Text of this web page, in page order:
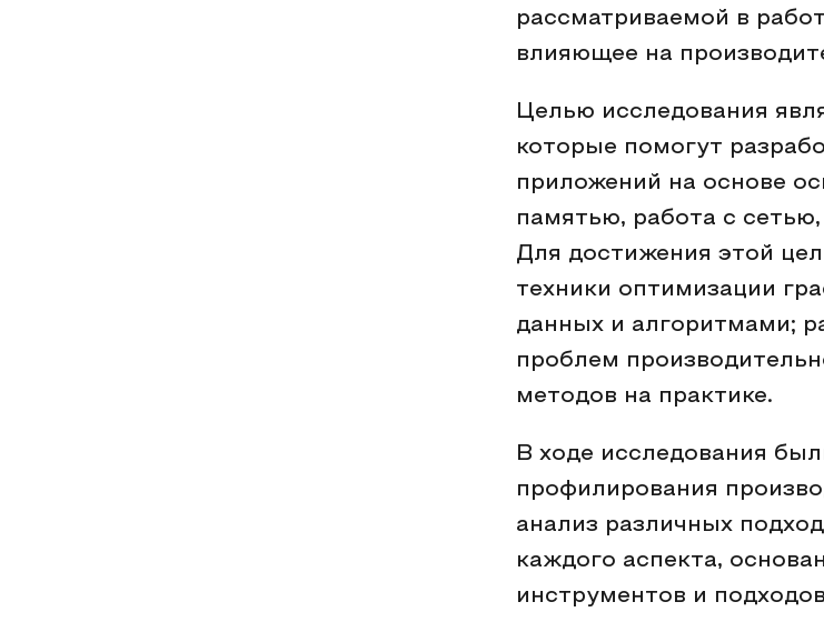
рассматриваемой в
влияющее на
Целью исследования
которые помогут
приложений на основе
памятью, работа с
Для достижения этой
техники оптимизации
данных и алгоритмами;
проблем
методов на практике.
В ходе исследования
профилирования
анализ различных
каждого аспекта,
инструментов и